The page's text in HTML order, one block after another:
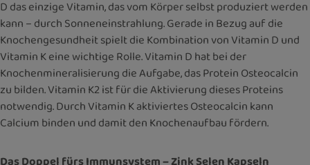
D das einzige Vitamin, das vom Körper selbst produziert werden
kann – durch Sonneneinstrahlung. Gerade in Bezug auf die
Knochengesundheit spielt die Kombination von Vitamin D und
Vitamin K eine wichtige Rolle. Vitamin D hat bei der
Knochenmineralisierung die Aufgabe, das Protein Osteocalcin
zu bilden. Vitamin K2 ist für die Aktivierung dieses Proteins
notwendig. Durch Vitamin K aktiviertes Osteocalcin kann
Calcium binden und damit den Knochenaufbau fördern.